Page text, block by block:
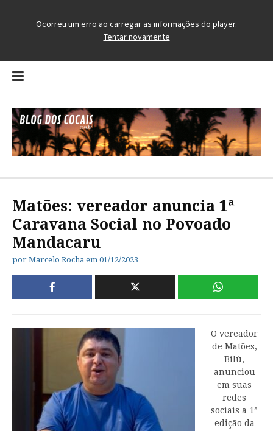
Pular
para
conteúdo
Matões: vereador anuncia 1ª
Caravana Social no Povoado
Mandacaru
por Marcelo Rocha em 01/12/2023
O vereador
de Matões,
Bilú,
anunciou
em suas
redes
sociais a 1ª
edição da